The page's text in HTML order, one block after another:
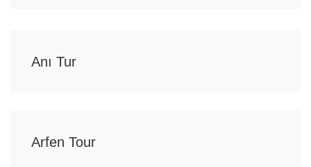
Anı Tur
Arfen Tour